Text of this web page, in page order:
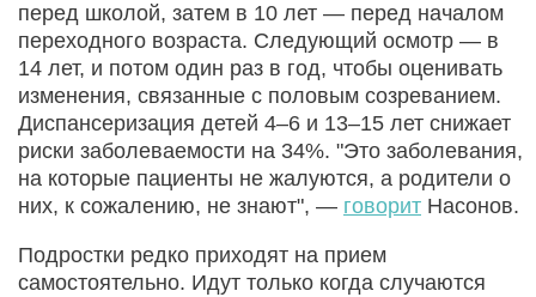
перед школой, затем в 10 лет — перед началом
переходного возраста. Следующий осмотр — в
14 лет, и потом один раз в год, чтобы оценивать
изменения, связанные с половым созреванием.
Диспансеризация детей 4–6 и 13–15 лет снижает
риски заболеваемости на 34%. "Это заболевания,
на которые пациенты не жалуются, а родители о
них, к сожалению, не знают", — говорит Насонов.
Подростки редко приходят на прием
самостоятельно. Идут только когда случаются